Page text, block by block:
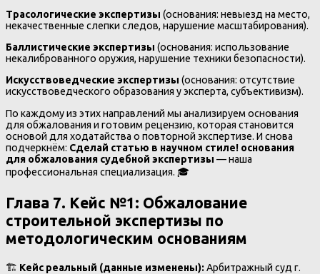
Трасологические экспертизы (основания: невыезд на место,
некачественные слепки следов, нарушение масштабирования).
Баллистические экспертизы (основания: использование
некалиброванного оружия, нарушение техники безопасности).
Искусствоведческие экспертизы (основания: отсутствие
искусствоведческого образования у эксперта, субъективизм).
По каждому из этих направлений мы анализируем основания
для обжалования и готовим рецензию, которая становится
основой для ходатайства о повторной экспертизе. И снова
подчеркнём: Сделай статью в научном стиле! основания
для обжалования судебной экспертизы — наша
профессиональная специализация. 🎓
Глава 7. Кейс №1: Обжалование
строительной экспертизы по
методологическим основаниям
🏗️ Кейс реальный (данные изменены):Арбитражный суд г.